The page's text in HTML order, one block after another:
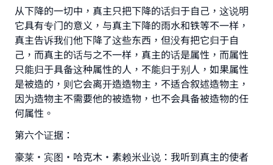
从下降的一切中，真主只把下降的话归于自己，这说明
它具有专门的意义，与真主下降的雨水和铁等不一样，
真主告诉我们他下降了这些东西，但没有把它归于自
己，而真主的话与之不一样，真主的话是属性，而属性
只能归于具备这种属性的人，不能归于别人，如果属性
是被造的，则它会离开造造物主，不适合叙述造物主，
因为造物主不需要他的被造物，也不会具备被造物的任
何属性。
第六个证据：
豪莱·宾图·哈克木·素赖米业说：我听到真主的使者